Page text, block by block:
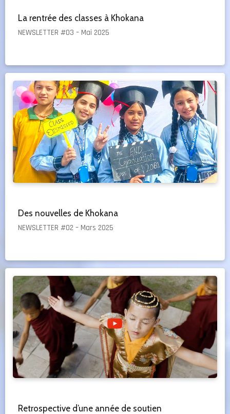
La rentrée des classes à Khokana
NEWSLETTER #03 – Mai 2025
Des nouvelles de Khokana
NEWSLETTER #02 – Mars 2025
Retrospective d’une année de soutien